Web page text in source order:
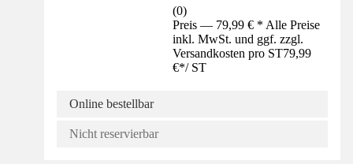
(0)
Preis — 79,99 € * Alle Preise
inkl. MwSt. und ggf. zzgl.
Versandkosten pro ST79,99
€*/ ST
Online bestellbar
Nicht reservierbar